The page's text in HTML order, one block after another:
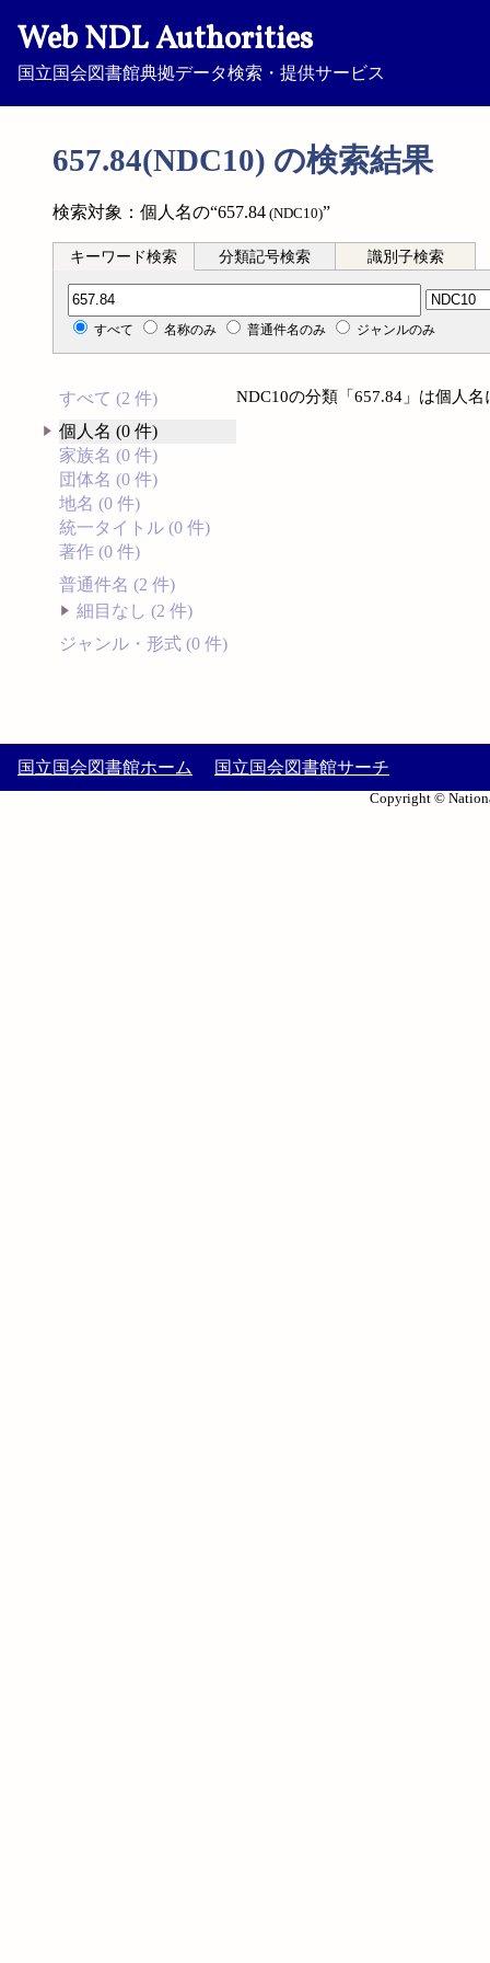
Web NDL Authorities
国立国会図書館典拠データ検索・提供サービス
657.84(NDC10) の検索結果
検索対象：個人名の“657.84 (NDC10)”
キーワード検索 分類記号検索 識別子検索
分類記号検索
すべて 名称のみ 普通件名のみ ジャンルのみ
すべて (2 件)
個人名 (0 件)
家族名 (0 件)
団体名 (0 件)
地名 (0 件)
統一タイトル (0 件)
著作 (0 件)
普通件名 (2 件)
細目なし (2 件)
ジャンル・形式 (0 件)
NDC10の分類「657.84」は個人
国立国会図書館ホーム 国立国会図書館サーチ
Copyright ©